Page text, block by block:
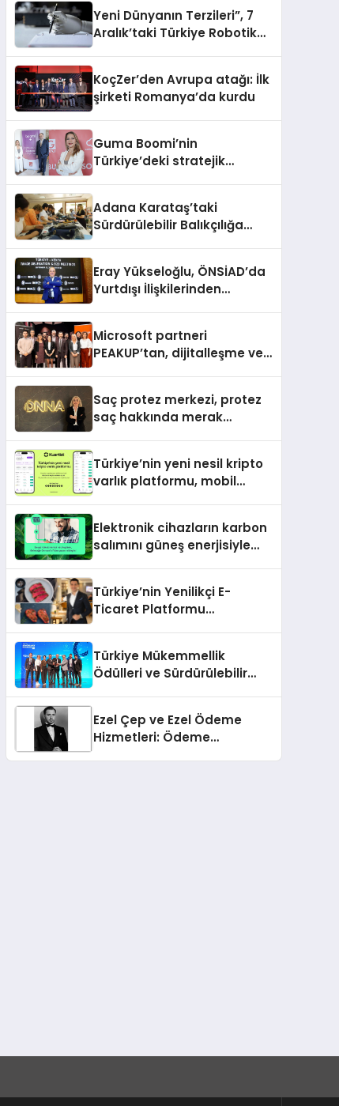
Yeni Dünyanın Terzileri”, 7
Aralık’taki Türkiye Robotik
KoçZer’den Avrupa atağı: İlk
şirketi Romanya’da kurdu
Guma Boomi’nin
Türkiye’deki stratejik
Adana Karataş’taki
Sürdürülebilir Balıkçılığa
Eray Yükseloğlu, ÖNSİAD’da
Yurtdışı İlişkilerinden
Microsoft partneri
PEAKUP’tan, dijitalleşme ve
Saç protez merkezi, protez
saç hakkında merak
Türkiye’nin yeni nesil kripto
varlık platformu, mobil
Elektronik cihazların karbon
salımını güneş enerjisiyle
Türkiye’nin Yenilikçi E-
Ticaret Platformu
Tüketicilerle Buluşturuyor
Türkiye Mükemmellik
Ödülleri ve Sürdürülebilir
buldu
Ezel Çep ve Ezel Ödeme
Hizmetleri: Ödeme